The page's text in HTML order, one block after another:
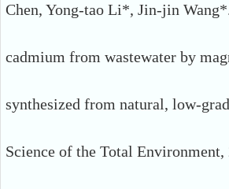
Chen, Yong-tao Li*, Jin-jin
cadmium from wastewater by
synthesized from natural, low-
Science of the Total Environment,